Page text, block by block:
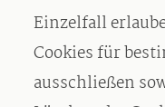
Einzelfall
Cookies für
ausschließen